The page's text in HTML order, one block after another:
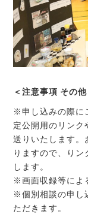
＜注意事項 その他
※申し込みの際に
定公開用のリン
送りいたします。
りますので、りン
します。
※画面収録等によ
※個別相談の申し
ただきます。